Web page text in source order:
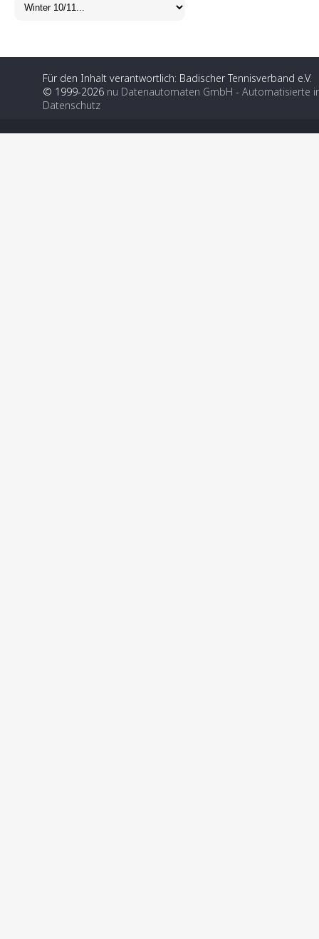
Für den Inhalt verantwortlich: Badischer Tennisverband e.V.
© 1999-2026 nu Datenautomaten GmbH - Automatisierte
Datenschutz